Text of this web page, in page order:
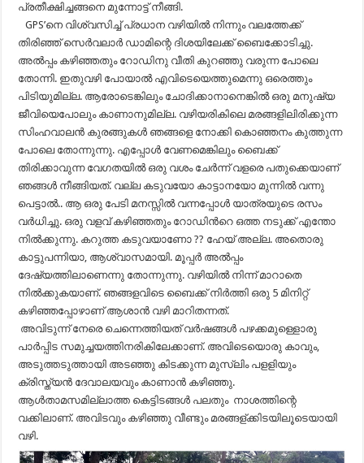
പ്രതീക്ഷിച്ചങ്ങനെ മുന്നോട്ട് നീങ്ങി.
GPS’നെ വിശ്വസിച്ച് പ്രധാന വഴിയിൽ നിന്നും വലത്തേക്ക്
തിരിഞ്ഞ് സെർവലാർ ഡാമിന്റെ ദിശയിലേക്ക് ബൈക്കോടിച്ചു.
അൽപ്പം കഴിഞ്ഞതും റോഡിനു വീതി കുറഞ്ഞു വരുന്ന പോലെ
തോന്നി. ഇതുവഴി പോയാൽ എവിടെയെത്തുമെന്നു ഒരെത്തും
പിടിയുമില്ല. ആരോടെങ്കിലും ചോദിക്കാനാനെങ്കിൽ ഒരു മനുഷ്യ
ജീവിയെപോലും കാണാനുമില്ല. വഴിയരികിലെ മരങ്ങളിലിരിക്കുന്ന
സിംഹവാലൻ കുരങ്ങുകൾ ഞങ്ങളെ നോക്കി കൊഞ്ഞനം കുത്തുന്ന
പോലെ തോന്നുന്നു. എപ്പോൾ വേണമെങ്കിലും ബൈക്ക്
തിരിക്കാവുന്ന വേഗതയിൽ ഒരു വശം ചേർന്ന് വളരെ പതുക്കെയാണ്
ഞങ്ങൾ നീങ്ങിയത്. വല്ല കടുവയോ കാട്ടാനയോ മുന്നിൽ വന്നു
പെട്ടാൽ.. ആ ഒരു പേടി മനസ്സിൽ വന്നപ്പോൾ യാത്രയുടെ രസം
വർധിച്ചു. ഒരു വളവ് കഴിഞ്ഞതും റോഡിൻറെ ഒത്ത നടുക്ക് എന്തോ
നിൽക്കുന്നു. കറുത്ത കടുവയാണോ ?? ഹേയ് അല്ല. അതൊരു
കാട്ടുപന്നിയാ, ആശ്വാസമായി. മൂപ്പർ അൽപ്പം
ദേഷ്യത്തിലാണെന്നു തോന്നുന്നു. വഴിയിൽ നിന്ന് മാറാതെ
നിൽക്കുകയാണ്. ഞങ്ങളവിടെ ബൈക്ക് നിർത്തി ഒരു 5 മിനിറ്റ്
കഴിഞ്ഞപ്പോഴാണ് ആശാൻ വഴി മാറിതന്നത്.
അവിടുന്ന് നേരെ ചെന്നെത്തിയത് വർഷങ്ങൾ പഴക്കമുള്ളൊരു
പാർപ്പിട സമുച്ചയത്തിനരികിലേക്കാണ്. അവിടെയൊരു കാവും,
അടുത്തടുത്തായി അടഞ്ഞു കിടക്കുന്ന മുസ്ലിം പളളിയും
ക്രിസ്ത്യൻ ദേവാലയവും കാണാൻ കഴിഞ്ഞു.
ആൾതാമസമില്ലാത്ത കെട്ടിടങ്ങൾ പലതും നാശത്തിന്റെ
വക്കിലാണ്. അവിടവും കഴിഞ്ഞു വീണ്ടും മരങ്ങള്ക്കിടയിലൂടെയായി
വഴി.